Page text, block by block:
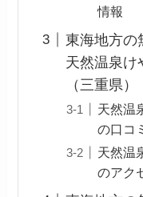
情報
東海地方の
天然温泉
（三重県）
天然温
の口コ
天然温
のアク